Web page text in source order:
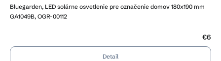
Bluegarden, LED solárne osvetlenie pre označenie domov 180x190 mm
GA1049B, OGR-00112
€6
Detail